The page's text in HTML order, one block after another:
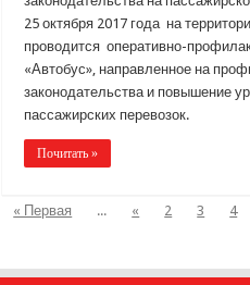
25 октября 2017 года на
проводится оперативно-
«Автобус», направленное на
законодательства и повышение
пассажирских перевозок.
Почитать »
« Первая ... « 2 3 4